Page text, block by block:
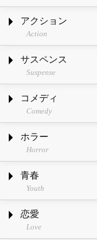
アクション
Action
サスペンス
Suspense
コメディ
Comedy
ホラー
Horror
青春
Youth
恋愛
Love